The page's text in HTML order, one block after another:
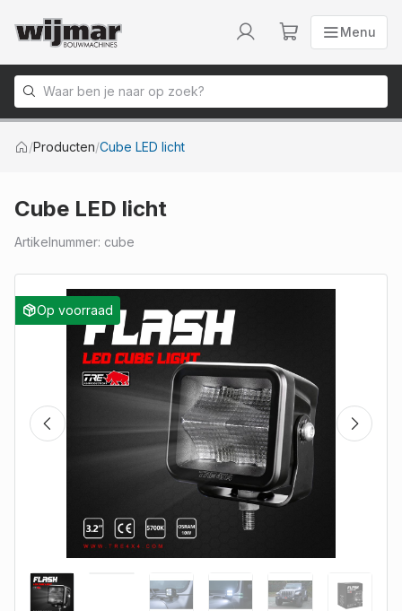
Menu
Menu
Naar homepage
/Producten/Cube LED licht
Cube LED licht
Artikelnummer: cube
Op voorraad